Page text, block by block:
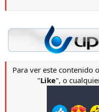
Para ver este contenido
"Like", o